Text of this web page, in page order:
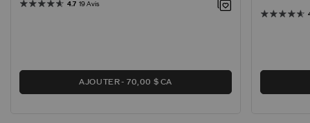
4.7 19 Avis
AJOUTER 70,00 $ CA